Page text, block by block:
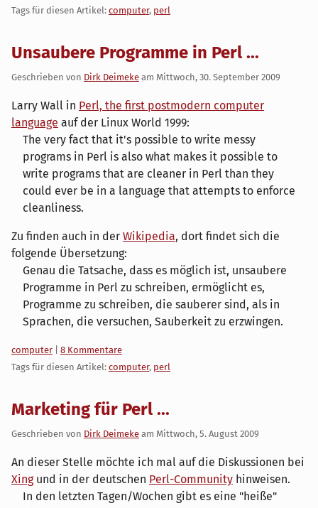
Tags für diesen Artikel: computer, perl
Unsaubere Programme in Perl ...
Geschrieben von Dirk Deimeke am Mittwoch, 30. September 2009
Larry Wall in Perl, the first postmodern computer
language auf der Linux World 1999:
The very fact that it's possible to write messy
programs in Perl is also what makes it possible to
write programs that are cleaner in Perl than they
could ever be in a language that attempts to enforce
cleanliness.
Zu finden auch in der Wikipedia, dort findet sich die
folgende Übersetzung:
Genau die Tatsache, dass es möglich ist, unsaubere
Programme in Perl zu schreiben, ermöglicht es,
Programme zu schreiben, die sauberer sind, als in
Sprachen, die versuchen, Sauberkeit zu erzwingen.
Kategorien:
computer
8 Kommentare
Tags für diesen Artikel: computer, perl
Marketing für Perl ...
Geschrieben von Dirk Deimeke am Mittwoch, 5. August 2009
An dieser Stelle möchte ich mal auf die Diskussionen bei
Xingund in der deutschen Perl-Community hinweisen.
In den letzten Tagen/Wochen gibt es eine "heiße"